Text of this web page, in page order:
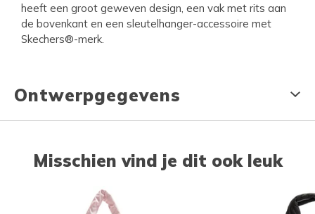
heeft een groot geweven design, een vak met rits aan
de bovenkant en een sleutelhanger-accessoire met
Skechers®-merk.
Ontwerpgegevens
Misschien vind je dit ook leuk